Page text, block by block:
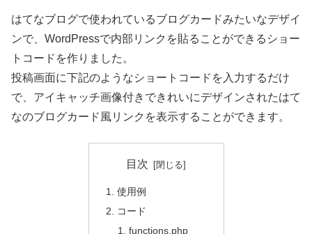
はてなブログで使われているブログカードみたいなデザイ
ンで、WordPressで内部リンクを貼ることができるショー
トコードを作りました。
投稿画面に下記のようなショートコードを入力するだけ
で、アイキャッチ画像付きできれいにデザインされたはて
なのブログカード風リンクを表示することができます。
目次
使用例
コード
functions.php